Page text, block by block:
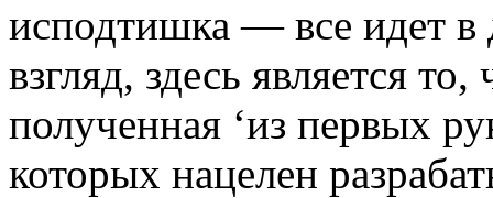
исподтишка — все идет
взгляд, здесь является
полученная ‘из первых
которых нацелен